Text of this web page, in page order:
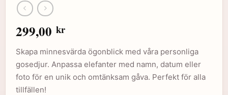
299,00 kr
Skapa minnesvärda ögonblick med våra personliga
gosedjur. Anpassa elefanter med namn, datum eller
foto för en unik och omtänksam gåva. Perfekt för alla
tillfällen!